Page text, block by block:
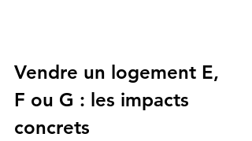
Vendre un logement E,
F ou G : les impacts
concrets